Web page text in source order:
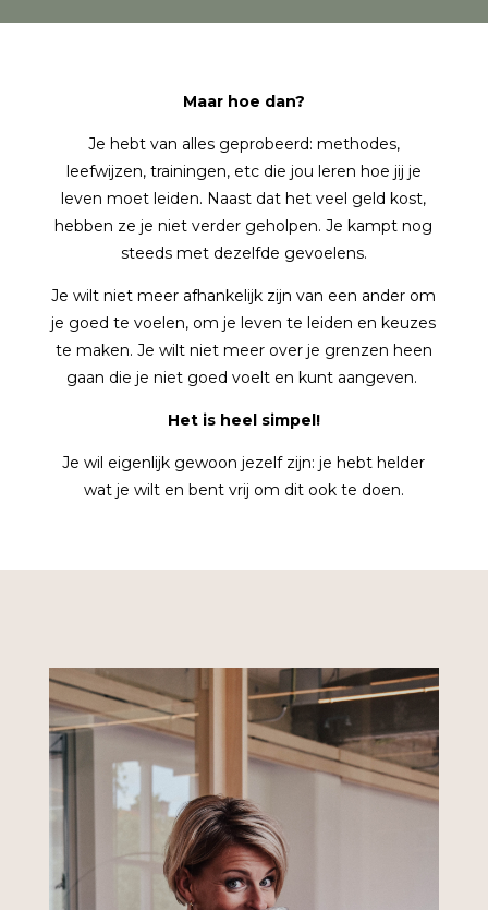
Maar hoe dan?
Je hebt van alles geprobeerd: methodes,
leefwijzen, trainingen, etc die jou leren hoe jij je
leven moet leiden. Naast dat het veel geld kost,
hebben ze je niet verder geholpen. Je kampt nog
steeds met dezelfde gevoelens.
Je wilt niet meer afhankelijk zijn van een ander om
je goed te voelen, om je leven te leiden en keuzes
te maken. Je wilt niet meer over je grenzen heen
gaan die je niet goed voelt en kunt aangeven.
Het is heel simpel!
Je wil eigenlijk gewoon jezelf zijn: je hebt helder
wat je wilt en bent vrij om dit ook te doen.